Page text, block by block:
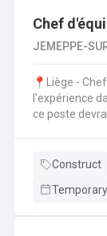
Chef
JEMEPPE-
📍Liège - Chef
l'expérience
ce poste devrait vous
travailler
de la
Construct